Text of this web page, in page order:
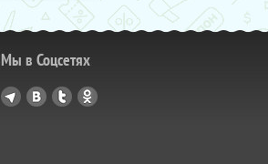
Мы в Соцсетях